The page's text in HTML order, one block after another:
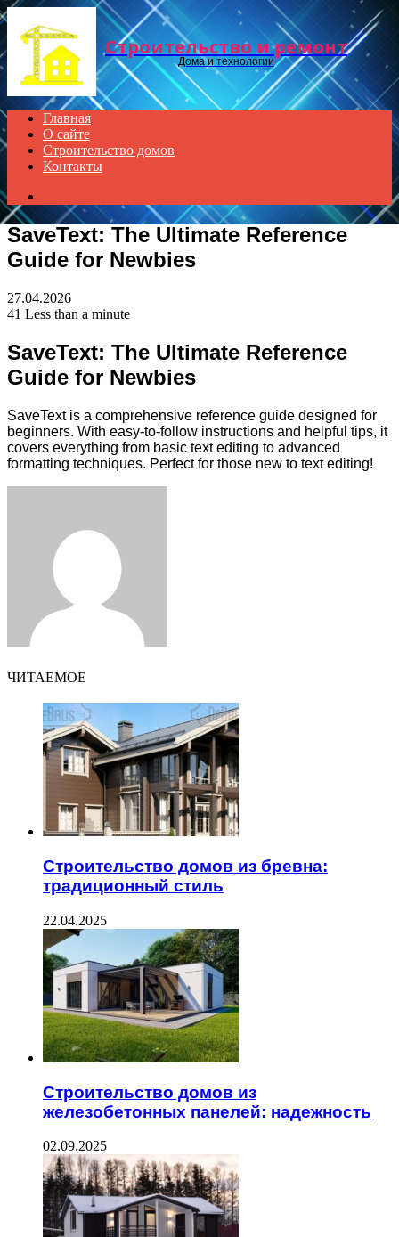
Menu
Строительство и ремонт
Дома и технологии
Главная
О сайте
Строительство домов
Контакты
SaveText: The Ultimate Reference
Guide for Newbies
27.04.2026
41 Less than a minute
SaveText: The Ultimate Reference
Guide for Newbies
SaveText is a comprehensive reference guide designed for
beginners. With easy-to-follow instructions and helpful tips, it
covers everything from basic text editing to advanced
formatting techniques. Perfect for those new to text editing!
ЧИТАЕМОЕ
Строительство домов из бревна:
традиционный стиль
22.04.2025
Строительство домов из
железобетонных панелей: надежность
02.09.2025